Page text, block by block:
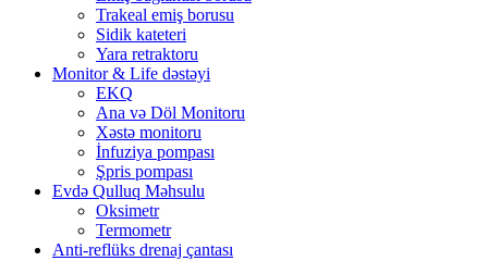
Trakeal emiş borusu
Sidik kateteri
Yara retraktoru
Monitor & Life dəstəyi
EKQ
Ana və Döl Monitoru
Xəstə monitoru
İnfuziya pompası
Şpris pompası
Evdə Qulluq Məhsulu
Oksimetr
Termometr
Anti-reflüks drenaj çantası